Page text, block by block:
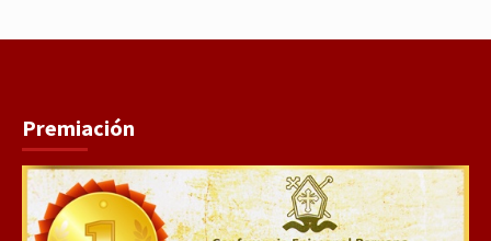
Premiación